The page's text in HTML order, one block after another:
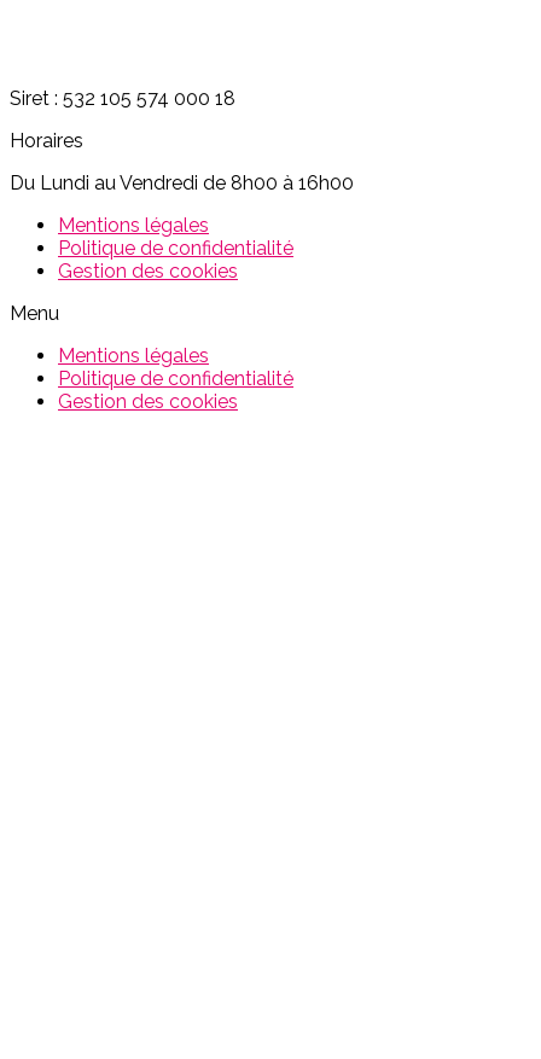
Siret : 532 105 574 000 18
Horaires
Du Lundi au Vendredi de 8h00 à 16h00
Mentions légales
Politique de confidentialité
Gestion des cookies
Menu
Mentions légales
Politique de confidentialité
Gestion des cookies